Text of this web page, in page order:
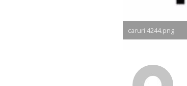
caruri 4244.png